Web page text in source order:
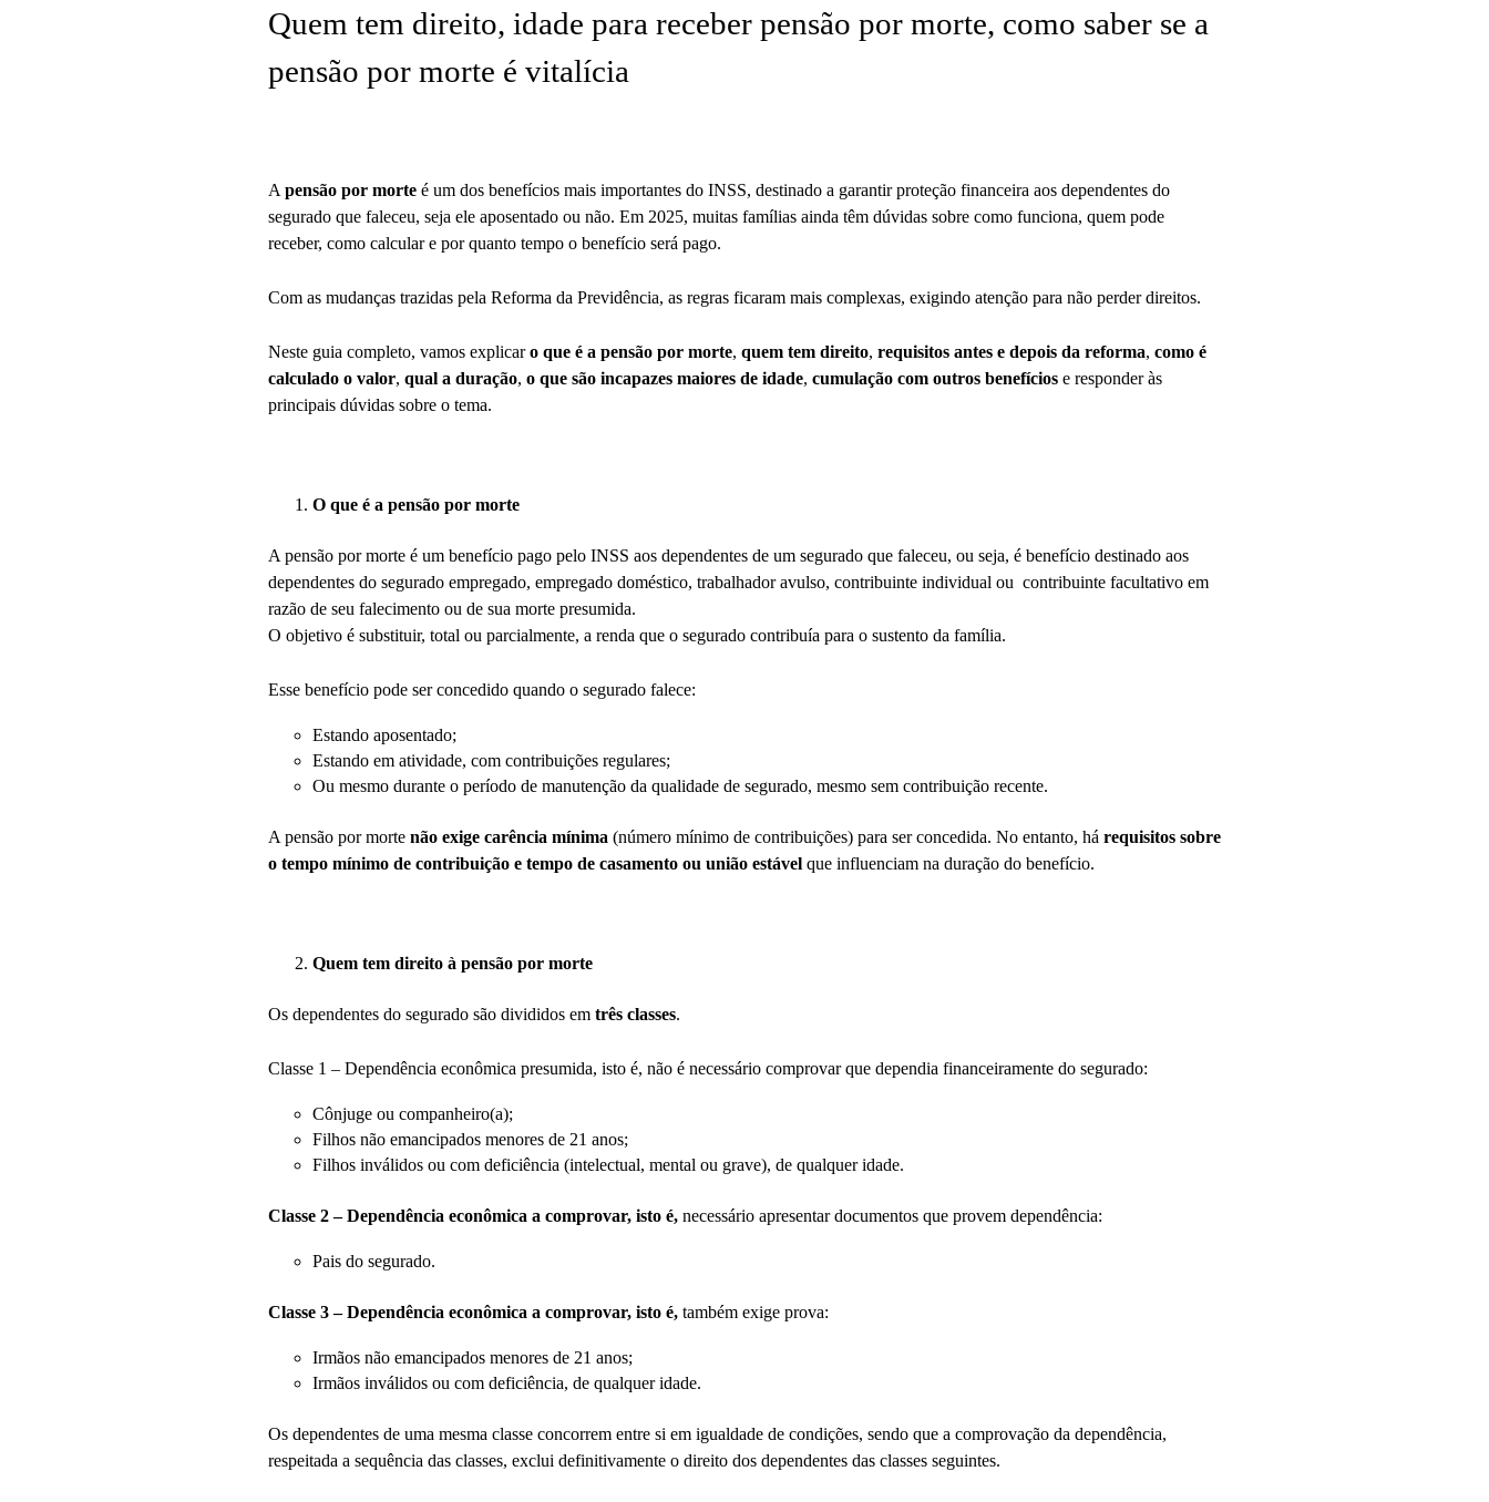
Quem tem direito, idade para receber pensão por morte, como saber se a
pensão por morte é vitalícia
A pensão por morte é um dos benefícios mais importantes do INSS, destinado a garantir proteção financeira aos dependentes do
segurado que faleceu, seja ele aposentado ou não. Em 2025, muitas famílias ainda têm dúvidas sobre como funciona, quem pode
receber, como calcular e por quanto tempo o benefício será pago.
Com as mudanças trazidas pela Reforma da Previdência, as regras ficaram mais complexas, exigindo atenção para não perder direitos.
Neste guia completo, vamos explicaro que é a pensão por morte, quem tem direito, requisitos antes e depois da reforma, como é
calculado o valor, qual a duração, o que são incapazes maiores de idade, cumulação com outros benefícios e responder às
principais dúvidas sobre o tema.
O que é a pensão por morte
A pensão por morte é um benefício pago pelo INSS aos dependentes de um segurado que faleceu, ou seja, é benefício destinado aos
dependentes do segurado empregado, empregado doméstico, trabalhador avulso, contribuinte individual ou contribuinte facultativo em
razão de seu falecimento ou de sua morte presumida.
O objetivo é substituir, total ou parcialmente, a renda que o segurado contribuía para o sustento da família.
Esse benefício pode ser concedido quando o segurado falece:
Estando aposentado;
Estando em atividade, com contribuições regulares;
Ou mesmo durante o período de manutenção da qualidade de segurado, mesmo sem contribuição recente.
A pensão por morte não exige carência mínima (número mínimo de contribuições) para ser concedida. No entanto, há requisitos sobre
o tempo mínimo de contribuição e tempo de casamento ou união estável que influenciam na duração do benefício.
Quem tem direito à pensão por morte
Os dependentes do segurado são divididos em três classes.
Classe 1 – Dependência econômica presumida, isto é, não é necessário comprovar que dependia financeiramente do segurado:
Cônjuge ou companheiro(a);
Filhos não emancipados menores de 21 anos;
Filhos inválidos ou com deficiência (intelectual, mental ou grave), de qualquer idade.
Classe 2 – Dependência econômica a comprovar, isto é, necessário apresentar documentos que provem dependência:
Pais do segurado.
Classe 3 – Dependência econômica a comprovar, isto é, também exige prova:
Irmãos não emancipados menores de 21 anos;
Irmãos inválidos ou com deficiência, de qualquer idade.
Os dependentes de uma mesma classe concorrem entre si em igualdade de condições, sendo que a comprovação da dependência,
respeitada a sequência das classes, exclui definitivamente o direito dos dependentes das classes seguintes.